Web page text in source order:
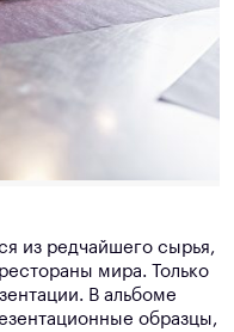
из редчайшего сырья,
мира. Только
В альбоме
образцы,